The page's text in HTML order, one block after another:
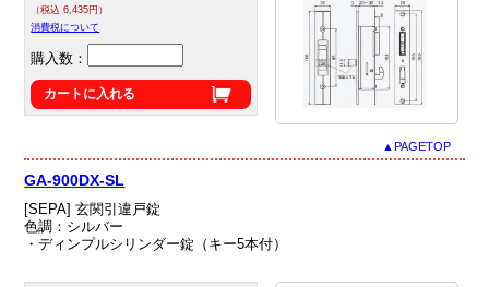
（税込 6,435円）
消費税について
購入数：
カートに入れる
▲PAGETOP
GA-900DX-SL
[SEPA] 玄関引違戸錠
色調：シルバー
・ディンプルシリンダー錠（キー5本付）